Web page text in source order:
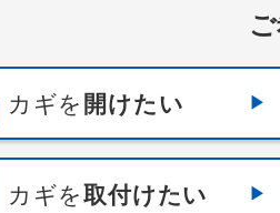
カギを 開けたい
カギを取付けたい